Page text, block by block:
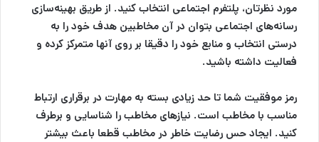
مورد نظرتان، پلتفرم اجتماعی انتخاب کنید. از طریق بهینه‌سازی
رسانه‌های اجتماعی بتوان در آن مخاطبین هدف خود را به
درستی انتخاب و منابع خود را دقیقا بر روی آنها متمرکز کرده و
فعالیت داشته باشید‌.
رمز موفقیت شما تا حد زیادی بسته به مهارت در برقراری ارتباط
مناسب با مخاطب است. نیازهای مخاطب را شناسایی و برطرف
کنید. ایجاد حس رضایت خاطر در مخاطب قطعا باعث بیشتر